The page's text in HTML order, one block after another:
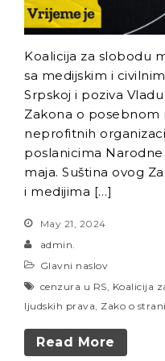
Koalicija za slobodu
sa medijskim i
Srpskoj i poziva
Zakona o posebnom
neprofitnih
poslanicima Narodne
maja. Suština ovog
i medijima […]
May 21, 2024
admin.
Glavni naslov
cenzura u RS Koalicija
ljudskih prava Zako o
Read More